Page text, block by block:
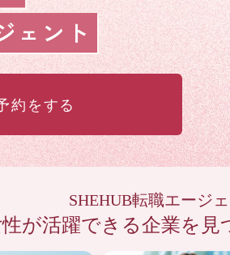
約をする
SHEHUB転職エージ
が活躍できる企業を見